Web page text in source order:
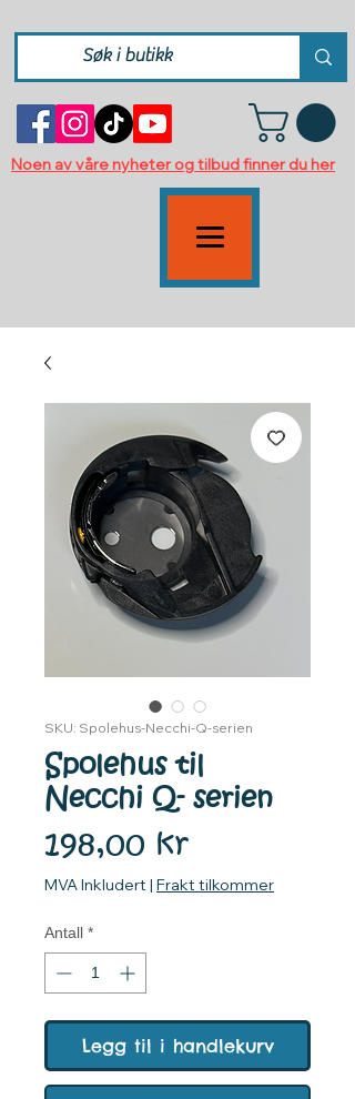
Noen av våre nyheter og tilbud finner du her
SKU: Spolehus-Necchi-Q-serien
Spolehus til
Necchi Q- serien
198,00 krPris
MVA Inkludert | Frakt tilkommer
Antall *
Legg til i handlekurv